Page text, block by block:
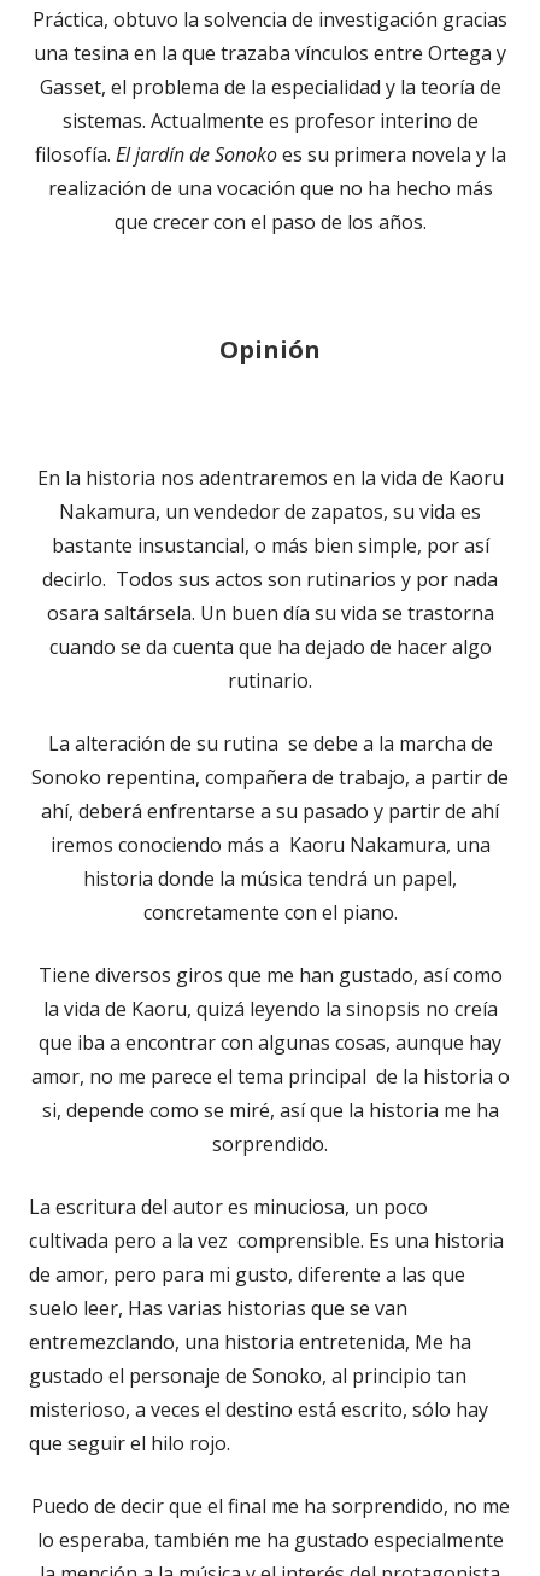
Práctica, obtuvo la solvencia de investigación gracias
una tesina en la que trazaba vínculos entre Ortega y
Gasset, el problema de la especialidad y la teoría de
sistemas. Actualmente es profesor interino de
filosofía. El jardín de Sonokoes su primera novela y la
realización de una vocación que no ha hecho más
que crecer con el paso de los años.
Opinión
En la historia nos adentraremos en la vida de Kaoru
Nakamura, un vendedor de zapatos, su vida es
bastante insustancial, o más bien simple, por así
decirlo. Todos sus actos son rutinarios y por nada
osara saltársela. Un buen día su vida se trastorna
cuando se da cuenta que ha dejado de hacer algo
rutinario.
La alteración de su rutina se debe a la marcha de
Sonoko repentina, compañera de trabajo, a partir de
ahí, deberá enfrentarse a su pasado y partir de ahí
iremos conociendo más a Kaoru Nakamura, una
historia donde la música tendrá un papel,
concretamente con el piano.
Tiene diversos giros que me han gustado, así como
la vida de Kaoru, quizá leyendo la sinopsis no creía
que iba a encontrar con algunas cosas, aunque hay
amor, no me parece el tema principal de la historia o
si, depende como se miré, así que la historia me ha
sorprendido.
La escritura del autor es minuciosa, un poco
cultivada pero a la vez comprensible. Es una historia
de amor, pero para mi gusto, diferente a las que
suelo leer, Has varias historias que se van
entremezclando, una historia entretenida, Me ha
gustado el personaje de Sonoko, al principio tan
misterioso, a veces el destino está escrito, sólo hay
que seguir el hilo rojo.
Puedo de decir que el final me ha sorprendido, no me
lo esperaba, también me ha gustado especialmente